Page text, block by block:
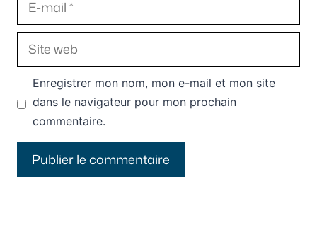
mail
Site
web
Enregistrer mon nom, mon e-mail et mon site
dans le navigateur pour mon prochain
commentaire.